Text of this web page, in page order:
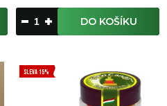
DO KOŠÍKU
SLEVA 15%